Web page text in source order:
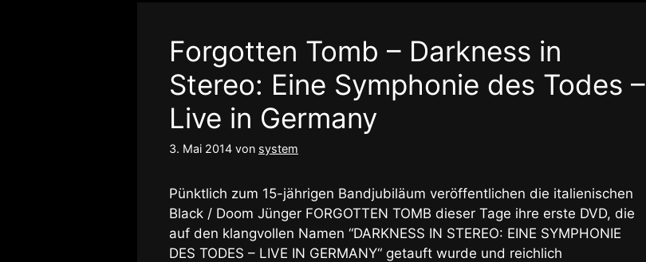
Forgotten Tomb – Darkness in
Stereo: Eine Symphonie des Todes –
Live in Germany
3. Mai 2014 von system
Pünktlich zum 15-jährigen Bandjubiläum veröffentlichen die italienischen
Black / Doom Jünger FORGOTTEN TOMB dieser Tage ihre erste DVD, die
auf den klangvollen Namen “DARKNESS IN STEREO: EINE SYMPHONIE
DES TODES – LIVE IN GERMANY“ getauft wurde und reichlich